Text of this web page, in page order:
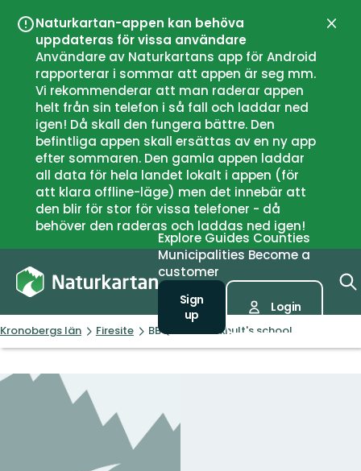
Naturkartan-appen kan behöva
uppdateras för vissa användare
Användare av Naturkartans app för Android
rapporterar i sommar att appen är seg mm.
Vi rekommenderar att man raderar appen
helt från sin telefon i så fall och laddar ned
igen! Då skall den fungera bättre. Den
befintliga appen skall ersättas av en ny app
efter sommaren. Den gamla appen laddar
all data för hela landet lokalt i appen (för
att klara offline-läge) men det innebär att
den blir för stor för vissa telefoner - då
behöver den raderas och laddas ned igen!
Close
Explore Guides Counties
Municipalities Become a
customer
Sign
up
Login
Kronobergs län Firesite BBQ-area Klöxhult's school